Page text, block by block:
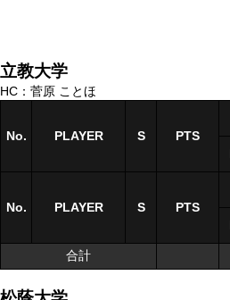
立教大学
HC：菅原 ことほ
No. PLAYER S
No. PLAYER S
合計
No. PLAYER S PTS
No. PLAYER S PTS
合計